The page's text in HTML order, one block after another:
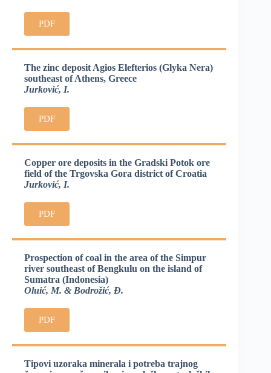
PDF
The zinc deposit Agios Elefterios (Glyka Nera)
southeast of Athens, Greece
Jurković, I.
PDF
Copper ore deposits in the Gradski Potok ore
field of the Trgovska Gora district of Croatia
Jurković, I.
PDF
Prospection of coal in the area of the Simpur
river southeast of Bengkulu on the island of
Sumatra (Indonesia)
Oluić, M. & Bodrožić, Đ.
PDF
Tipovi uzoraka minerala i potreba trajnog